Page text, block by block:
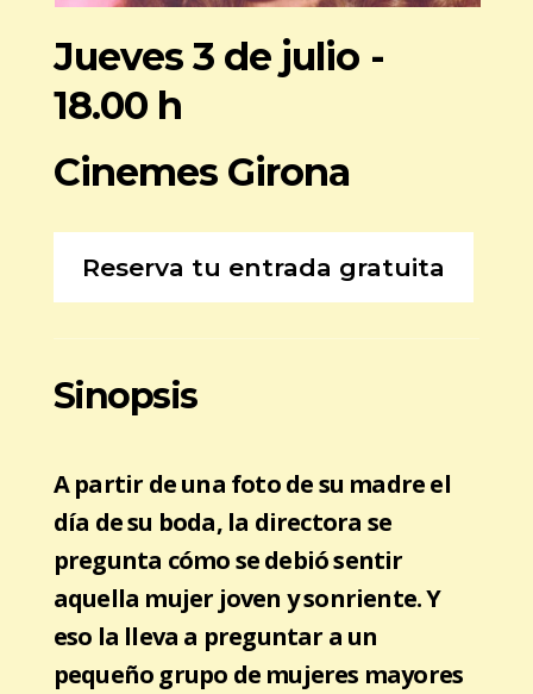
Jueves 3 de julio -
18.00 h
Cinemes Girona
Reserva tu entrada gratuita
Sinopsis
A partir de una foto de su madre el
día de su boda, la directora se
pregunta cómo se debió sentir
aquella mujer joven y sonriente. Y
eso la lleva a preguntar a un
pequeño grupo de mujeres mayores